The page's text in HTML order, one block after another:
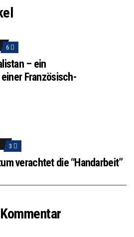
6
– ein
Französisch-
3
verachtet die “Handarbeit”